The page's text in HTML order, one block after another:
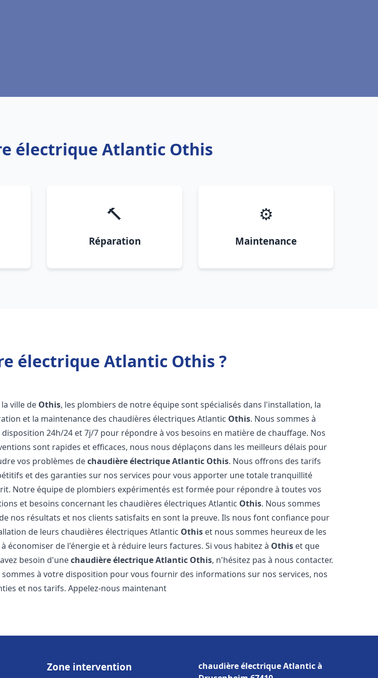
électrique Atlantic Othis
🔨
Réparation
⚙️
Maintenance
électrique Atlantic Othis ?
ville de Othis, les plombiers de notre équipe sont spécialisés dans l'installation, la
et la maintenance des chaudières électriques Atlantic Othis. Nous sommes à
24h/24 et 7j/7 pour répondre à vos besoins en matière de chauffage. Nos
sont rapides et efficaces, nous nous déplaçons dans les meilleurs délais pour
vos problèmes dechaudière électrique Atlantic Othis. Nous offrons des tarifs
et des garanties sur nos services pour vous apporter une totale tranquillité
Notre équipe de plombiers expérimentés est formée pour répondre à toutes vos
et besoins concernant les chaudières électriques Atlantic Othis. Nous sommes
nos résultats et nos clients satisfaits en sont la preuve. Ils nous font confiance pour
de leurs chaudières électriques Atlantic Othis et nous sommes heureux de les
économiser de l'énergie et à réduire leurs factures. Si vous habitez à Othis et que
besoin d'unechaudière électrique Atlantic Othis, n'hésitez pas à nous contacter.
sommes à votre disposition pour vous fournir des informations sur nos services, nos
et nos tarifs. Appelez-nous maintenant
Zone intervention
chaudière électrique Atlantic à